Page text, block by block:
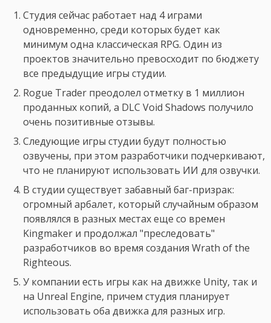
Студия сейчас работает над 4 играми
одновременно, среди которых будет как
минимум одна классическая RPG. Один из
проектов значительно превосходит по бюджету
все предыдущие игры студии.
Rogue Trader преодолел отметку в 1 миллион
проданных копий, а DLC Void Shadows получило
очень позитивные отзывы.
Следующие игры студии будут полностью
озвучены, при этом разработчики подчеркивают,
что не планируют использовать ИИ для озвучки.
В студии существует забавный баг-призрак:
огромный арбалет, который случайным образом
появлялся в разных местах еще со времен
Kingmaker и продолжал "преследовать"
разработчиков во время создания Wrath of the
Righteous.
У компании есть игры как на движке Unity, так и
на Unreal Engine, причем студия планирует
использовать оба движка для разных игр.